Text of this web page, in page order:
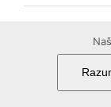
oktober